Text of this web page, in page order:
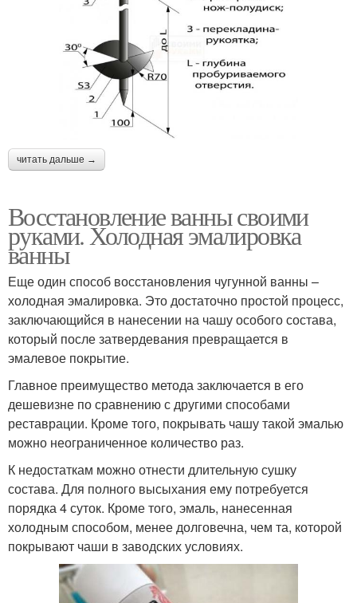
читать дальше →
Восстановление ванны своими
руками. Холодная эмалировка
ванны
Еще один способ восстановления чугунной ванны –
холодная эмалировка. Это достаточно простой процесс,
заключающийся в нанесении на чашу особого состава,
который после затвердевания превращается в
эмалевое покрытие.
Главное преимущество метода заключается в его
дешевизне по сравнению с другими способами
реставрации. Кроме того, покрывать чашу такой эмалью
можно неограниченное количество раз.
К недостаткам можно отнести длительную сушку
состава. Для полного высыхания ему потребуется
порядка 4 суток. Кроме того, эмаль, нанесенная
холодным способом, менее долговечна, чем та, которой
покрывают чаши в заводских условиях.